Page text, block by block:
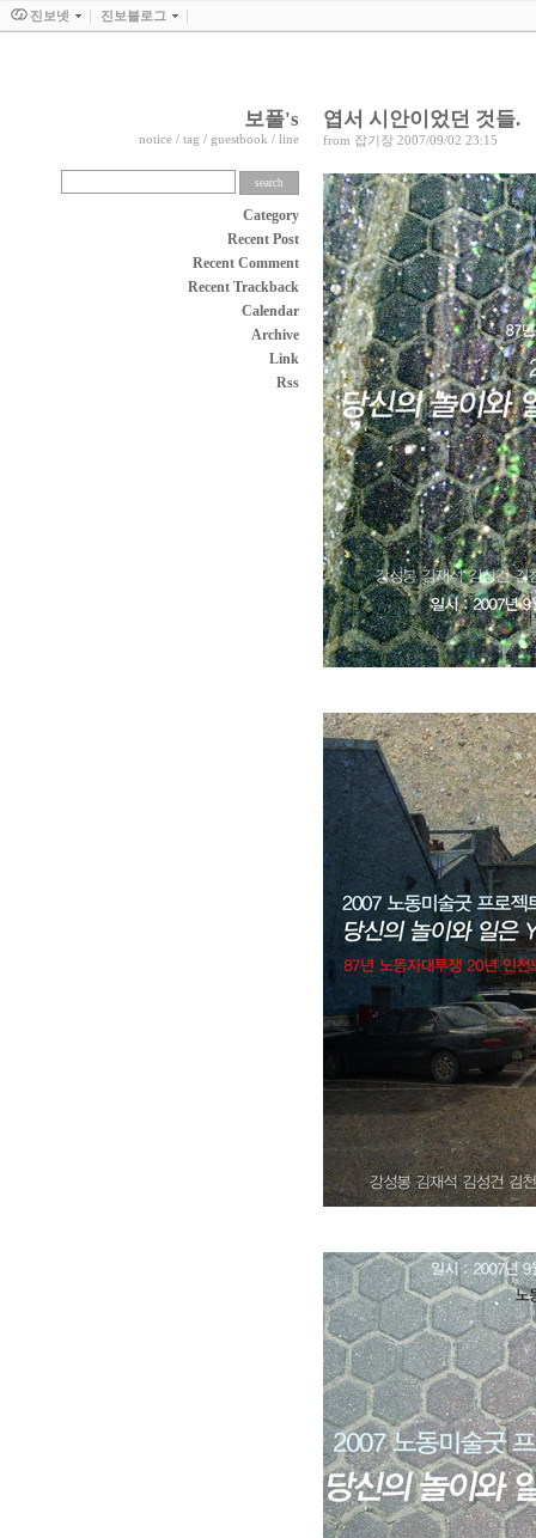
보풀's
notice / tag / guestbook / line
Category
Recent Post
Recent Comment
Recent Trackback
Calendar
Archive
Link
Rss
엽서 시안이었던 것들.
from 잡기장 2007/09/02 23:15
진보넷 진보블로그